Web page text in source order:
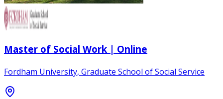
Master of Social Work | Online
Fordham University, Graduate School of Social Service